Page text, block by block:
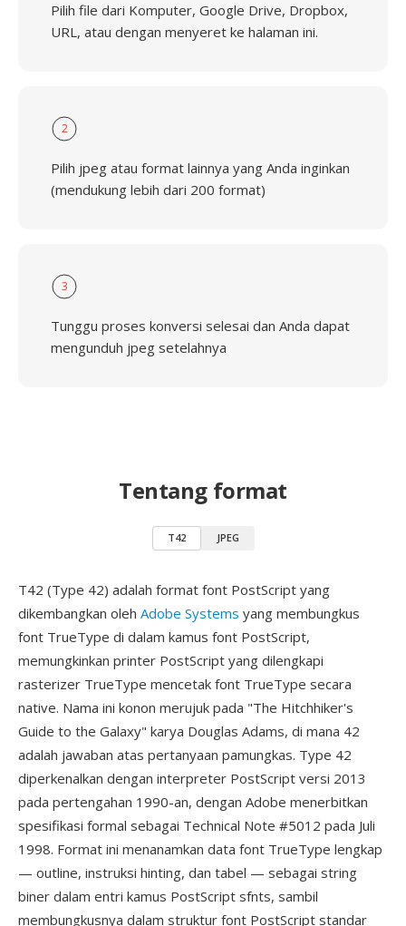
Pilih file dari Komputer, Google Drive, Dropbox,
URL, atau dengan menyeret ke halaman ini.
2
Pilih jpeg atau format lainnya yang Anda inginkan
(mendukung lebih dari 200 format)
3
Tunggu proses konversi selesai dan Anda dapat
mengunduh jpeg setelahnya
Tentang format
T42 JPEG
T42 (Type 42) adalah format font PostScript yang
dikembangkan oleh Adobe Systems yang membungkus
font TrueType di dalam kamus font PostScript,
memungkinkan printer PostScript yang dilengkapi
rasterizer TrueType mencetak font TrueType secara
native. Nama ini konon merujuk pada "The Hitchhiker's
Guide to the Galaxy" karya Douglas Adams, di mana 42
adalah jawaban atas pertanyaan pamungkas. Type 42
diperkenalkan dengan interpreter PostScript versi 2013
pada pertengahan 1990-an, dengan Adobe menerbitkan
spesifikasi formal sebagai Technical Note #5012 pada Juli
1998. Format ini menanamkan data font TrueType lengkap
— outline, instruksi hinting, dan tabel — sebagai string
biner dalam entri kamus PostScript sfnts, sambil
membungkusnya dalam struktur font PostScript standar